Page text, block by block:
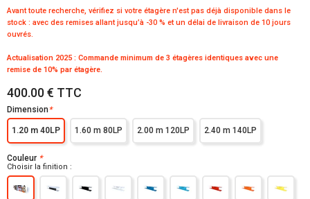
Avant toute recherche, vérifiez si votre étagère n'est pas déjà disponible dans le
stock : avec des remises allant jusqu’à -30 % et un délai de livraison de 10 jours
ouvrés.
Actualisation 2025 : Commande minimum de 3 étagères identiques avec une
remise de 10% par étagère.
400.00 € TTC
Dimension*
1.20 m 40LP 1.60 m 80LP 2.00 m 120LP 2.40 m 140LP
Couleur *
Choisir la finition :